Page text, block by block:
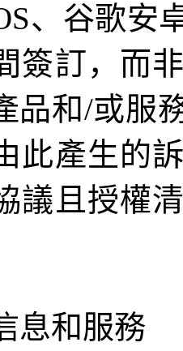
、谷歌安
簽訂，而
品和/或服
此產生的
議且授權
息和服務